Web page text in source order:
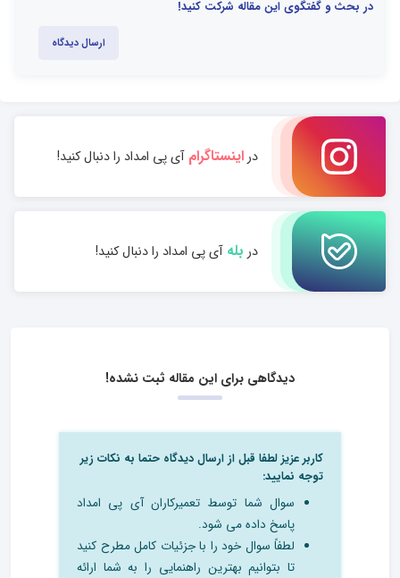
در بحث و گفتگوی این مقاله شرکت کنید!
ارسال دیدگاه
دراینستاگرامآی پی امداد را دنبال کنید!
در بلهآی پی امداد را دنبال کنید!
دیدگاهی برای این مقاله ثبت نشده!
کاربر عزیز لطفا قبل از ارسال دیدگاه حتما به نکات زیر
توجه نمایید:
سوال شما توسط تعمیرکاران آی پی امداد
پاسخ داده می شود.
لطفاً سوال خود را با جزئیات کامل مطرح کنید
تا بتوانیم بهترین راهنمایی را به شما ارائه